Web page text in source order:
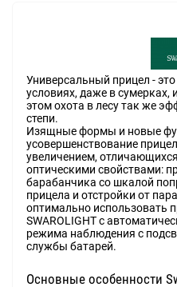
Универсальный прицел -
условиях, даже в сумерках,
этом охота в лесу так же
степи.
Изящные формы и новые
усовершенствование
увеличением,
оптическими свойствами:
барабанчика со шкалой
прицела и отстройки от
оптимально использовать
SWAROLIGHT с
режима наблюдения с
службы батарей.
Основные особенности